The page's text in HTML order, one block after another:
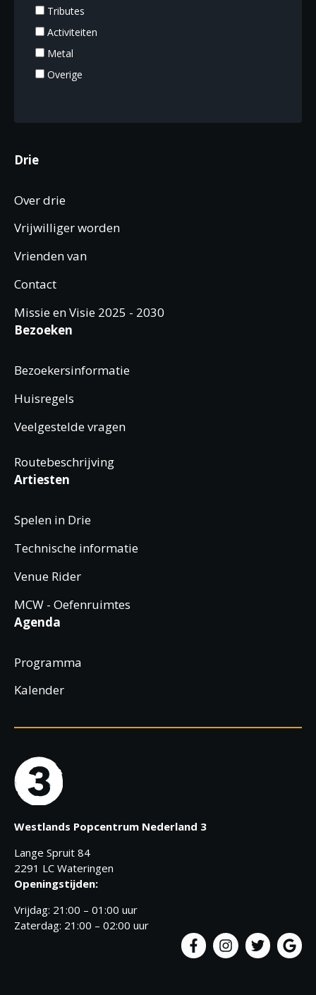
Tributes
Activiteiten
Metal
Overige
Drie
Over drie
Vrijwilliger worden
Vrienden van
Contact
Missie en Visie 2025 - 2030
Bezoeken
Bezoekersinformatie
Huisregels
Veelgestelde vragen
Routebeschrijving
Artiesten
Spelen in Drie
Technische informatie
Venue Rider
MCW - Oefenruimtes
Agenda
Programma
Kalender
Westlands Popcentrum Nederland 3
Lange Spruit 84
2291 LC Wateringen
Openingstijden:
Vrijdag: 21:00 – 01:00 uur
Zaterdag: 21:00 – 02:00 uur